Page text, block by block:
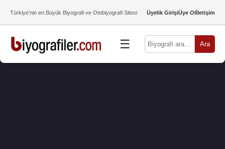
Türkiye’nin en Büyük Biyografi ve Otobiyografi Sitesi Üyelik GirişiÜye Olİletişim
☰ Ara